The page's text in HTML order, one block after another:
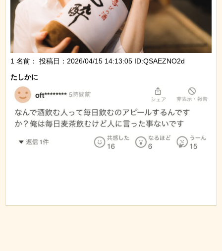
1 名前：
投稿日：2026/04/15 14:13:05 ID:QSAEZNO2d